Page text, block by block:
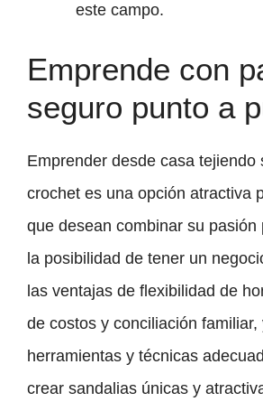
este campo.
Emprende con
seguro punto a
Emprender desde casa tejiendo
crochet es una opción atractiva
que desean combinar su pasión
la posibilidad de tener un
las ventajas de flexibilidad de
de costos y conciliación familiar,
herramientas y técnicas
crear sandalias únicas y